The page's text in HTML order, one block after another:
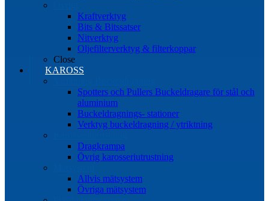
Kraftverktyg
Bits & Bitssatser
Nitverktyg
Oljefilterverktyg & filterkoppar
Close
KAROSS
Spotters och Pullers Buckeldragare för stål och
aluminium
Buckeldragnings- stationer
Verktyg buckeldragning / ytriktning
Dragkrampa
Övrig karosseriutrustning
Allvis mätsystem
Övriga mätsystem